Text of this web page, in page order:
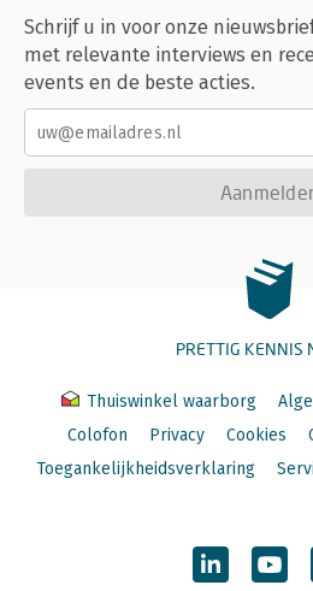
Schrijf u in voor onze
met relevante interviews en
events en de beste acties.
PRETTIG KENNIS
Thuiswinkel waarborg
Colofon
Privacy Cookies
Toegankelijkheidsverklaring